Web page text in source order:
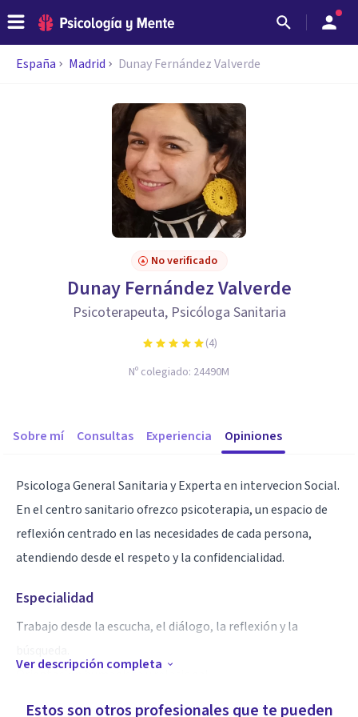
España Madrid Dunay Fernández Valverde
No verificado
Dunay Fernández Valverde
Psicoterapeuta, Psicóloga Sanitaria
(4)
Nº colegiado: 24490M
Sobre mí Consultas Experiencia Opiniones
Psicologa General Sanitaria y Experta en intervecion Social.
En el centro sanitario ofrezco psicoterapia, un espacio de
reflexión centrado en las necesidades de cada persona,
atendiendo desde el respeto y la confidencialidad.
Especialidad
Trabajo desde la escucha, el diálogo, la reflexión y la
Orientación humanista y relacional.
Ver descripción completa
Estos son otros profesionales que te pueden